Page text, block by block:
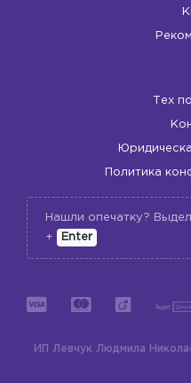
Тех
Политика
Нашли опечатку?
+
Enter
ИП Левчук Людмила